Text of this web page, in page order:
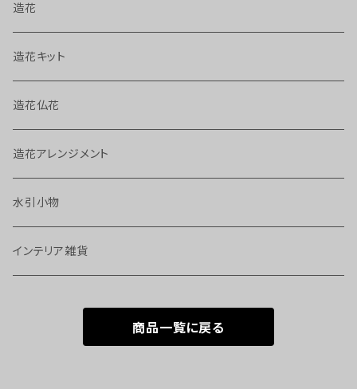
造花
造花キット
造花仏花
造花アレンジメント
水引小物
インテリア雑貨
商品一覧に戻る